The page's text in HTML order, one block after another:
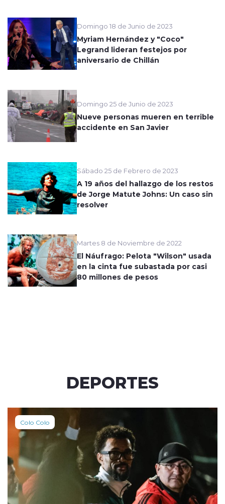
Domingo 18 de Junio de 2023
Myriam Hernández y "Coco"
Legrand lideran festejos por
aniversario de Chillán
Domingo 25 de Junio de 2023
Nueve personas mueren en terrible
accidente en San Javier
Sábado 25 de Febrero de 2023
A 19 años del hallazgo de los restos
de Jorge Matute Johns: Un caso sin
resolver
Martes 8 de Noviembre de 2022
El Náufrago: Pelota "Wilson" usada
en la cinta fue subastada por casi
80 millones de pesos
DEPORTES
Colo Colo